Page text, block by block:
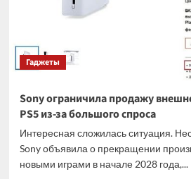
18
увеличенным
Гаджеты
Sony ограничила продажу
PS5 из-за большого спроса
Интересная сложилась ситуация.
Sony объявила о прекращении
новыми играми в начале 2028 года,...